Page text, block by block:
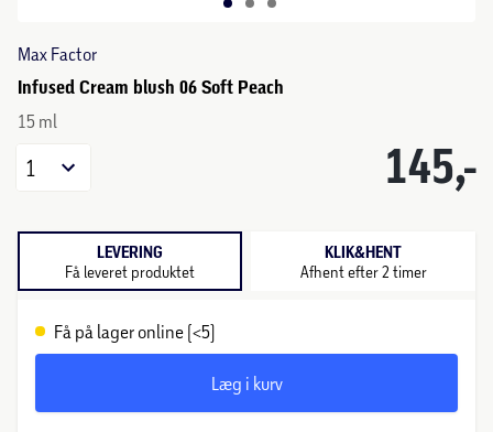
Max Factor
Infused Cream blush 06 Soft Peach
15 ml
145,-
1
LEVERING
Få leveret produktet
KLIK&HENT
Afhent efter 2 timer
Få på lager online (<5)
Læg i kurv